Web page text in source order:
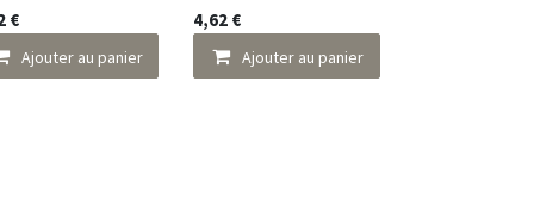
€
Ajouter au panier
4,62€
Ajouter au panier